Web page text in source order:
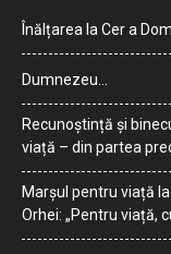
Înălțarea la Cer a
Dumnezeu…
Recunoștință și
viață – din partea
Marșul pentru viață
Orhei: „Pentru viață,